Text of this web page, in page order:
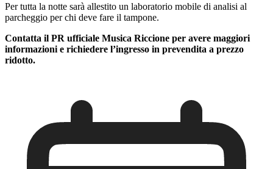
Per tutta la notte sarà allestito un laboratorio mobile di analisi al
parcheggio per chi deve fare il tampone.
Contatta il PR ufficiale Musica Riccione per avere maggiori
informazioni e richiedere l’ingresso in prevendita a prezzo
ridotto.